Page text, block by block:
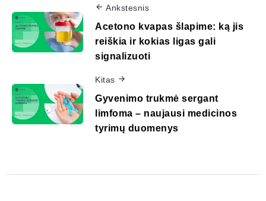
Ankstesnis
Acetono kvapas šlapime: ką jis
reiškia ir kokias ligas gali
signalizuoti
Kitas
Gyvenimo trukmė sergant
limfoma – naujausi medicinos
tyrimų duomenys